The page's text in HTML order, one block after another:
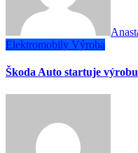
Elektromobily Výroba
Škoda Auto startuje